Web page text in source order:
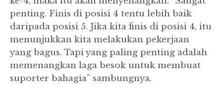
penting. Finis di posisi 4 tentu lebih baik
daripada posisi 5. Jika kita finis di posisi 4, itu
menunjukkan kita melakukan pekerjaan
yang bagus. Tapi yang paling penting adalah
memenangkan laga besok untuk membuat
suporter bahagia” sambungnya.